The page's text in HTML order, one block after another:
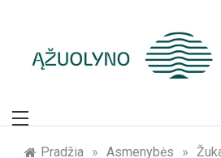
Žymūs
Pradžia » Asmenybės »